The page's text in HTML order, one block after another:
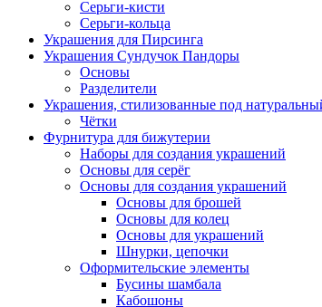
Серьги-кисти
Серьги-кольца
Украшения для Пирсинга
Украшения Сундучок Пандоры
Основы
Разделители
Украшения, стилизованные под
Чётки
Фурнитура для бижутерии
Наборы для создания украшений
Основы для серёг
Основы для создания украшений
Основы для брошей
Основы для колец
Основы для украшений
Шнурки, цепочки
Оформительские элементы
Бусины шамбала
Кабошоны